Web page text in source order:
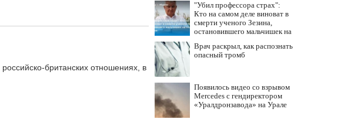
британских отношениях, в
"Убил профессора страх":
Кто на самом деле виноват в
смерти ученого Зезина,
остановившего мальчишек на
Врач раскрыл, как распознать
опасный тромб
Появилось видео со взрывом
Mercedes с гендиректором
«Уралдронзавода» на Урале